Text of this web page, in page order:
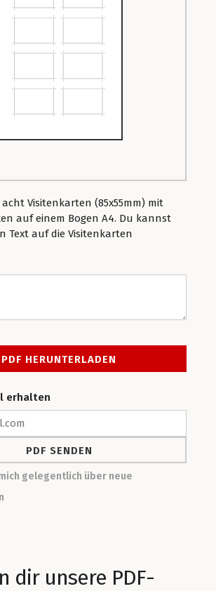
Visitenkarten (85x55mm) mit
auf einem Bogen A4. Du kannst
Text auf die Visitenkarten
erhalten
gelegentlich über neue
dir unsere PDF-